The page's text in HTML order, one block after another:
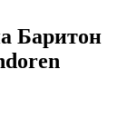
Баритон